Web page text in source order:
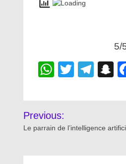
5/
Twitter
Post
navigation
Previous:
Le parrain de l’intelligence